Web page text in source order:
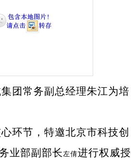
集团常务副总经理朱江为培
环节，特邀北京市科技创
业部副部长左倩进行权威授